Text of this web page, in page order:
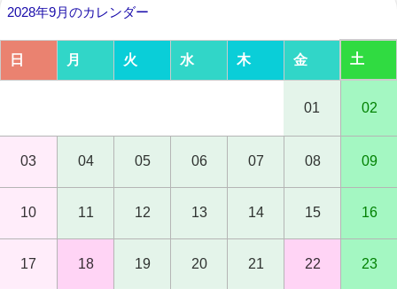
2028年9月のカレンダー
日 月 火 水 木 金 土
01 02
03 04 05 06 07 08 09
10 11 12 13 14 15 16
17 18 19 20 21 22 23